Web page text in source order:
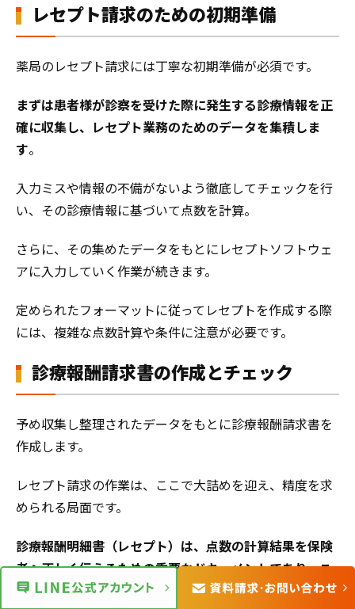
レセプト請求のための初期準備
薬局のレセプト請求には丁寧な初期準備が必須です。
まずは患者様が診察を受けた際に発生する診療情報を正
確に収集し、レセプト業務のためのデータを集積しま
す。
入力ミスや情報の不備がないよう徹底してチェックを行
い、その診療情報に基づいて点数を計算。
さらに、その集めたデータをもとにレセプトソフトウェ
アに入力していく作業が続きます。
定められたフォーマットに従ってレセプトを作成する際
には、複雑な点数計算や条件に注意が必要です。
診療報酬請求書の作成とチェック
予め収集し整理されたデータをもとに診療報酬請求書を
作成します。
レセプト請求の作業は、ここで大詰めを迎え、精度を求
められる局面です。
診療報酬明細書（レセプト）は、点数の計算結果を保険
者へ正しく伝えるための重要なドキュメントであり、こ
こでのミスは経営に直結する
ため、細心の注意を払いま